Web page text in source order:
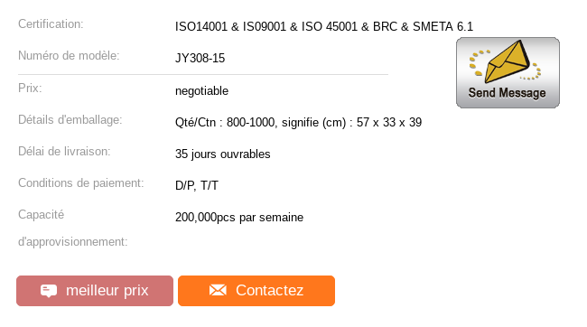
Certification: ISO14001 & IS09001 & ISO 45001 & BRC & SMETA 6.1
Numéro de modèle: JY308-15
Prix: negotiable
Détails d'emballage: Qté/Ctn : 800-1000, signifie (cm) : 57 x 33 x 39
Délai de livraison: 35 jours ouvrables
Conditions de paiement: D/P, T/T
Capacité
d'approvisionnement:
200,000pcs par semaine
meilleur prix Contactez